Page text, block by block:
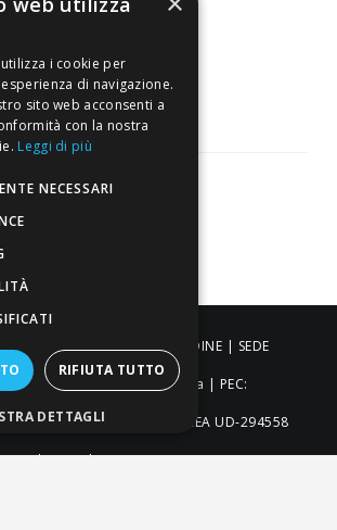
sicuri
| Via Cortazzis 15 33100 - UDINE | SEDE
Via del Progresso 3 - Padova | PEC:
| C.F. e P.IVA 02873920306 REA UD-294558
sociale: € 27.086,97
i cookie per
di navigazione.
sito web acconsenti a
con la nostra
Leggi di più
NECESSARI
RIFIUTA TUTTO
DETTAGLI